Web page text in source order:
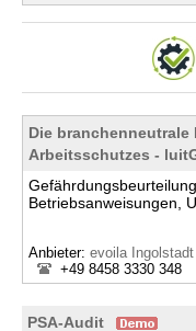
Die branchenneutrale
Arbeitsschutzes -
Betriebsanweisungen,
Anbieter: evoila Ingolstadt
+49 8458 3330 348
PSA-Audit